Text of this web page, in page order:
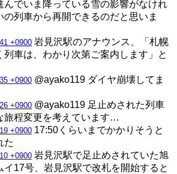
んでいま降っている雪の影響がなけれ
の列車から再開できるのだと思いま
+0900 岩見沢駅のアナウンス、「札幌
列車は、わかり次第ご案内します」と
+0900 @ayako119 ダイヤ崩壊してま
+0900 @ayako119 足止めされた列車
旅程変更を考えています…
+0900 17:50くらいまでかかりそうと
た
+0900 岩見沢駅で足止めされていた旭
イ17号、岩見沢駅で改札を開始すると